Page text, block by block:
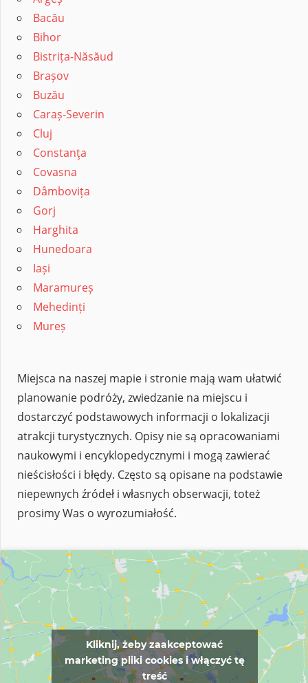
Bacău
Bihor
Bistrița-Năsăud
Brașov
Buzău
Caraș-Severin
Cluj
Constanţa
Covasna
Dâmbovița
Gorj
Harghita
Hunedoara
Iași
Maramureș
Mehedinți
Mureș
Miejsca na naszej mapie i stronie mają wam ułatwić
planowanie podróży, zwiedzanie na miejscu i
dostarczyć podstawowych informacji o lokalizacji
atrakcji turystycznych. Opisy nie są opracowaniami
naukowymi i encyklopedycznymi i mogą zawierać
nieścisłości i błędy. Często są opisane na podstawie
niepewnych źródeł i własnych obserwacji, toteż
prosimy Was o wyrozumiałość.
Kliknij, żeby zaakceptować
marketing pliki cookies i włączyć tę
treść